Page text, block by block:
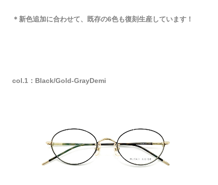
＊新色追加に合わせて、既存の6色も復刻生産しています！
col.1：Black/Gold-GrayDemi